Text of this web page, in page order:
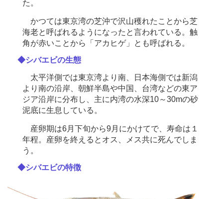
た。
かつては東京湾の芝沖で沢山穫れたことから芝
海老と呼ばれるようになったと言われている。触
角が赤いことから「アカヒゲ」とも呼ばれる。
◆シバエビの生態
太平洋側では東京湾より南、日本海側では新潟
より南の沿岸、朝鮮半島や中国、台湾などの東ア
ジア沿岸に分布し、主に内湾の水深10～30mの砂
泥底に生息している。
産卵期は6月下旬から9月にかけてで、寿命は１
年程。産卵を終えるとオス、メス共に死んでしま
う。
◆シバエビの特徴